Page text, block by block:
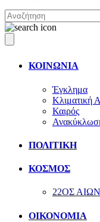
ΚΟΙΝΩΝΙΑ
Έγκλημα
Κλιματική
Καιρός
ΠΟΛΙΤΙΚΗ
ΚΟΣΜΟΣ
22ΟΣ
ΟΙΚΟΝΟΜΙΑ